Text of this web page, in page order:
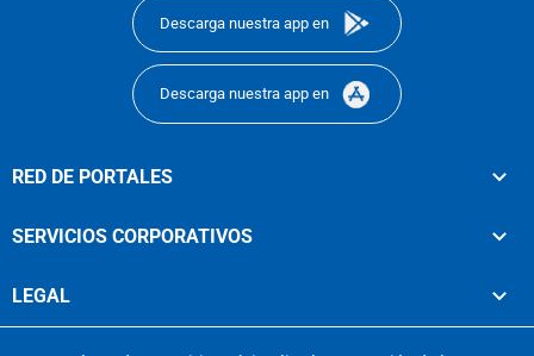
Descarga nuestra app en
Descarga nuestra app en
RED DE PORTALES
SERVICIOS CORPORATIVOS
LEGAL